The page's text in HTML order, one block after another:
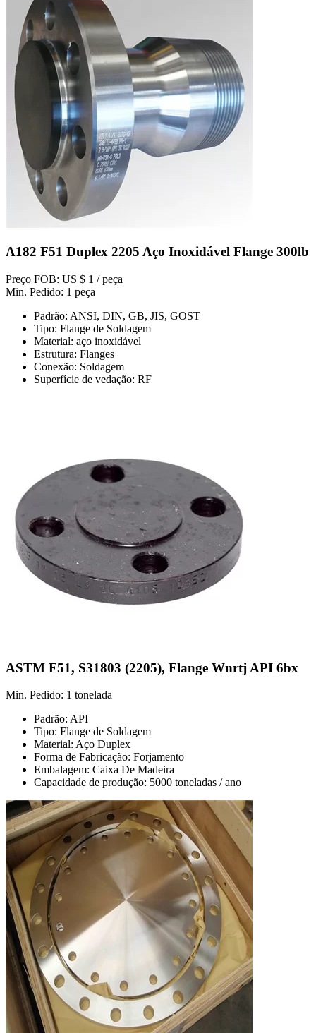
A182 F51 Duplex 2205 Aço Inoxidável Flange 300lb
Preço FOB: US $ 1 / peça
Min. Pedido: 1 peça
Padrão: ANSI, DIN, GB, JIS, GOST
Tipo: Flange de Soldagem
Material: aço inoxidável
Estrutura: Flanges
Conexão: Soldagem
Superfície de vedação: RF
ASTM F51, S31803 (2205), Flange Wnrtj API 6bx
Min. Pedido: 1 tonelada
Padrão: API
Tipo: Flange de Soldagem
Material: Aço Duplex
Forma de Fabricação: Forjamento
Embalagem: Caixa De Madeira
Capacidade de produção: 5000 toneladas / ano